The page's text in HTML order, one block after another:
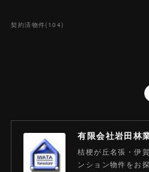
契約済物件( 104)
有限会社岩田林
桔梗が丘名張・伊
ンション物件をお